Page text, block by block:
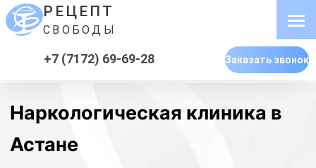
РЕЦЕПТ
СВОБОДЫ
+7 (7172) 69-69-28 Заказать звонок
Наркологическая клиника в
Астане